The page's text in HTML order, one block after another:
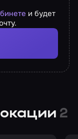
и будет
2